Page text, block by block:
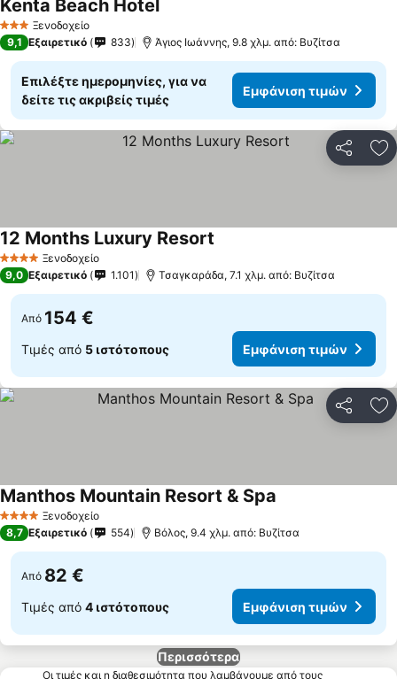
3 ΑστέριαΞενοδοχείο
Kenta Beach Hotel
9,1 Εξαιρετικό 833 Άγιος Ιωάννης, 9.8 χλμ. από: Βυζίτσα
Επιλέξτε ημερομηνίες, για να
δείτε τις ακριβείς τιμές
Εμφάνιση τιμών
4 ΑστέριαΞενοδοχείο
12 Months Luxury Resort
9,0 Εξαιρετικό 1.101 Τσαγκαράδα, 7.1 χλμ. από: Βυζίτσα
Από 154 €
Τιμές από 5 ιστότοπους Εμφάνιση τιμών
4 ΑστέριαΞενοδοχείο
Manthos Mountain Resort & Spa
8,7 Εξαιρετικό 554 Βόλος, 9.4 χλμ. από: Βυζίτσα
Από 82 €
Τιμές από 4 ιστότοπους Εμφάνιση τιμών
Περισσότερα
Οι τιμές και η διαθεσιμότητα που λαμβάνουμε από τους